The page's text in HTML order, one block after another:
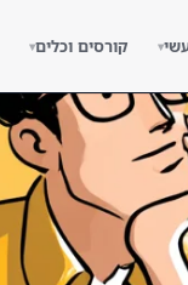
▾ קורסים וכלים▾